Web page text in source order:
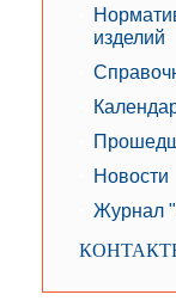
изделий
Новости
Журнал